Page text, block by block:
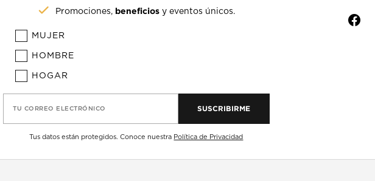
Promociones, beneficios y eventos únicos.
MUJER
HOMBRE
HOGAR
TU CORREO ELECTRÓNICO SUSCRIBIRME
Tus datos están protegidos. Conoce nuestra Política de Privacidad
f